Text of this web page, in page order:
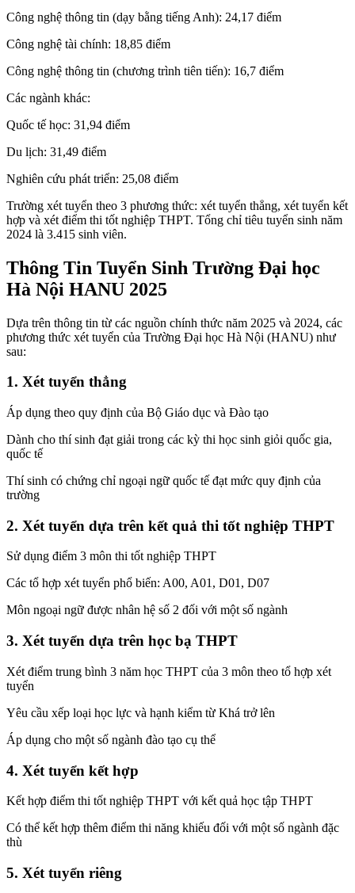
Công nghệ thông tin (dạy bằng tiếng Anh): 24,17 điểm
Công nghệ tài chính: 18,85 điểm
Công nghệ thông tin (chương trình tiên tiến): 16,7 điểm
Các ngành khác:
Quốc tế học: 31,94 điểm
Du lịch: 31,49 điểm
Nghiên cứu phát triển: 25,08 điểm
Trường xét tuyển theo 3 phương thức: xét tuyển thẳng, xét tuyển kết
hợp và xét điểm thi tốt nghiệp THPT. Tổng chỉ tiêu tuyển sinh năm
2024 là 3.415 sinh viên.
Thông Tin Tuyển Sinh Trường Đại học
Hà Nội HANU 2025
Dựa trên thông tin từ các nguồn chính thức năm 2025 và 2024, các
phương thức xét tuyển của Trường Đại học Hà Nội (HANU) như
sau:
1. Xét tuyển thẳng
Áp dụng theo quy định của Bộ Giáo dục và Đào tạo
Dành cho thí sinh đạt giải trong các kỳ thi học sinh giỏi quốc gia,
quốc tế
Thí sinh có chứng chỉ ngoại ngữ quốc tế đạt mức quy định của
trường
2. Xét tuyển dựa trên kết quả thi tốt nghiệp THPT
Sử dụng điểm 3 môn thi tốt nghiệp THPT
Các tổ hợp xét tuyển phổ biến: A00, A01, D01, D07
Môn ngoại ngữ được nhân hệ số 2 đối với một số ngành
3. Xét tuyển dựa trên học bạ THPT
Xét điểm trung bình 3 năm học THPT của 3 môn theo tổ hợp xét
tuyển
Yêu cầu xếp loại học lực và hạnh kiểm từ Khá trở lên
Áp dụng cho một số ngành đào tạo cụ thể
4. Xét tuyển kết hợp
Kết hợp điểm thi tốt nghiệp THPT với kết quả học tập THPT
Có thể kết hợp thêm điểm thi năng khiếu đối với một số ngành đặc
thù
5. Xét tuyển riêng